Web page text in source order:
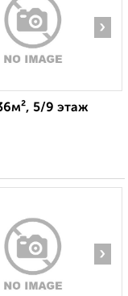
›
5/9 этаж
›